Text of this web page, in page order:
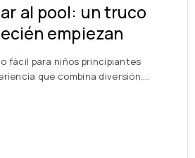
al pool: un truco
empiezan
fácil para niños principiantes
que combina diversión,…